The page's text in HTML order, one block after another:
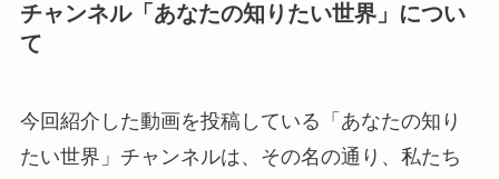
チャンネル「あなたの知りたい世界」につい
て
今回紹介した動画を投稿している「あなたの知り
たい世界」チャンネルは、その名の通り、私たち